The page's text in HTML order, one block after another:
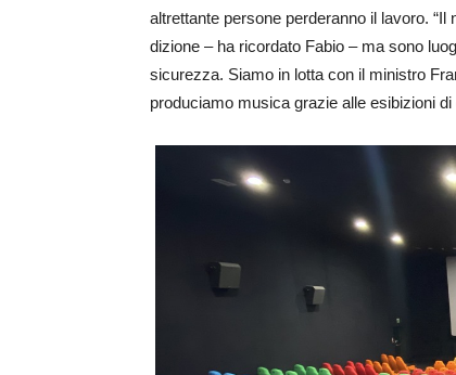
altrettante persone perderanno il lavoro.
dizione – ha ricordato Fabio – ma sono
sicurezza. Siamo in lotta con il ministro
produciamo musica grazie alle esibizioni